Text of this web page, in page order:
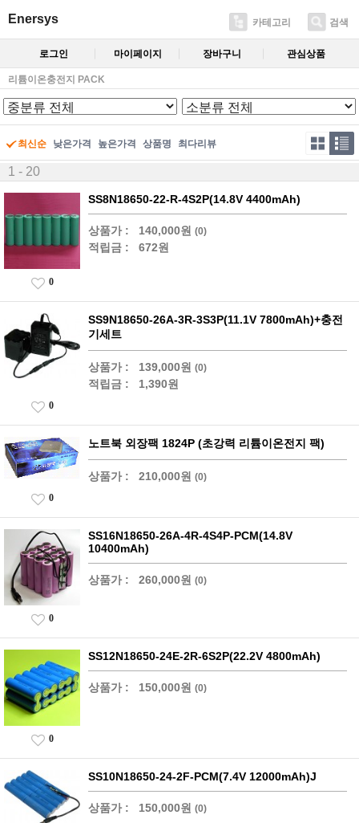
Enersys 카테고리 검색
로그인 마이페이지 장바구니 관심상품
리튬이온충전지 PACK
최신순 낮은가격 높은가격 상품명 최다리뷰
1 - 20
SS8N18650-22-R-4S2P(14.8V 4400mAh)
상품가 : 140,000원 (0)
적립금 : 672원
0
SS9N18650-26A-3R-3S3P(11.1V 7800mAh)+충전
기세트
상품가 : 139,000원 (0)
적립금 : 1,390원
0
노트북 외장팩 1824P (초강력 리튬이온전지 팩)
상품가 : 210,000원 (0)
0
SS16N18650-26A-4R-4S4P-PCM(14.8V
10400mAh)
상품가 : 260,000원 (0)
0
SS12N18650-24E-2R-6S2P(22.2V 4800mAh)
상품가 : 150,000원 (0)
0
SS10N18650-24-2F-PCM(7.4V 12000mAh)J
상품가 : 150,000원 (0)